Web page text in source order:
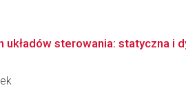
układów sterowania: statyczna i